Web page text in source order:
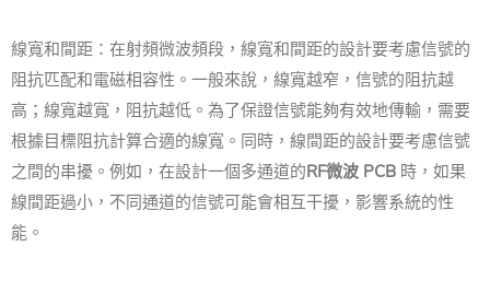
線寬和間距：在射頻微波頻段，線寬和間距的設計要考慮信號的
阻抗匹配和電磁相容性。一般來說，線寬越窄，信號的阻抗越
高；線寬越寬，阻抗越低。為了保證信號能夠有效地傳輸，需要
根據目標阻抗計算合適的線寬。同時，線間距的設計要考慮信號
之間的串擾。例如，在設計一個多通道的RF微波 PCB 時，如果
線間距過小，不同通道的信號可能會相互干擾，影響系統的性
能。